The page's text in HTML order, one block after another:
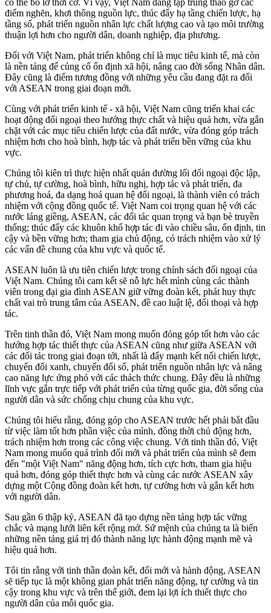
có thể bỏ lỡ thời cơ. Vì vậy, Việt Nam đang tập trung tháo gỡ các
điểm nghẽn, khơi thông nguồn lực, thúc đẩy hạ tầng chiến lược, hạ
tầng số, phát triển nguồn nhân lực chất lượng cao và tạo môi trường
thuận lợi hơn cho người dân, doanh nghiệp, địa phương.
Đối với Việt Nam, phát triển không chỉ là mục tiêu kinh tế, mà còn
là nền tảng để củng cố ổn định xã hội, nâng cao đời sống Nhân dân.
Đây cũng là điểm tương đồng với những yêu cầu đang đặt ra đối
với ASEAN trong giai đoạn mới.
Cùng với phát triển kinh tế - xã hội, Việt Nam cũng triển khai các
hoạt động đối ngoại theo hướng thực chất và hiệu quả hơn, vừa gắn
chặt với các mục tiêu chiến lược của đất nước, vừa đóng góp trách
nhiệm hơn cho hoà bình, hợp tác và phát triển bền vững của khu
vực.
Chúng tôi kiên trì thực hiện nhất quán đường lối đối ngoại độc lập,
tự chủ, tự cường, hoà bình, hữu nghị, hợp tác và phát triển, đa
phương hoá, đa dạng hoá quan hệ đối ngoại, là thành viên có trách
nhiệm với cộng đồng quốc tế. Việt Nam coi trọng quan hệ với các
nước láng giềng, ASEAN, các đối tác quan trọng và bạn bè truyền
thống; thúc đẩy các khuôn khổ hợp tác đi vào chiều sâu, ổn định, tin
cậy và bền vững hơn; tham gia chủ động, có trách nhiệm vào xử lý
các vấn đề chung của khu vực và quốc tế.
ASEAN luôn là ưu tiên chiến lược trong chính sách đối ngoại của
Việt Nam. Chúng tôi cam kết sẽ nỗ lực hết mình cùng các thành
viên trong đại gia đình ASEAN giữ vững đoàn kết, phát huy thực
chất vai trò trung tâm của ASEAN, đề cao luật lệ, đối thoại và hợp
tác.
Trên tinh thần đó, Việt Nam mong muốn đóng góp tốt hơn vào các
hướng hợp tác thiết thực của ASEAN cũng như giữa ASEAN với
các đối tác trong giai đoạn tới, nhất là đẩy mạnh kết nối chiến lược,
chuyển đổi xanh, chuyển đổi số, phát triển nguồn nhân lực và nâng
cao năng lực ứng phó với các thách thức chung. Đây đều là những
lĩnh vực gắn trực tiếp với phát triển của từng quốc gia, đời sống của
người dân và sức chống chịu chung của khu vực.
Chúng tôi hiểu rằng, đóng góp cho ASEAN trước hết phải bắt đầu
từ việc làm tốt hơn phần việc của mình, đồng thời chủ động hơn,
trách nhiệm hơn trong các công việc chung. Với tinh thần đó, Việt
Nam mong muốn quá trình đổi mới và phát triển của mình sẽ đem
đến "một Việt Nam" năng động hơn, tích cực hơn, tham gia hiệu
quả hơn, đóng góp thiết thực hơn và cùng các nước ASEAN xây
dựng một Cộng đồng đoàn kết hơn, tự cường hơn và gắn kết hơn
với người dân.
Sau gần 6 thập kỷ, ASEAN đã tạo dựng nền tảng hợp tác vững
chắc và mạng lưới liên kết rộng mở. Sứ mệnh của chúng ta là biến
những nền tảng giá trị đó thành năng lực hành động mạnh mẽ và
hiệu quả hơn.
Tôi tin rằng với tinh thần đoàn kết, đổi mới và hành động, ASEAN
sẽ tiếp tục là một không gian phát triển năng động, tự cường và tin
cậy trong khu vực và trên thế giới, đem lại lợi ích thiết thực cho
người dân của mỗi quốc gia.